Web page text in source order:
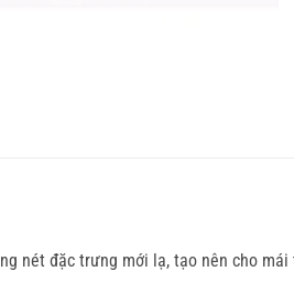
nét đặc trưng mới lạ, tạo nên cho